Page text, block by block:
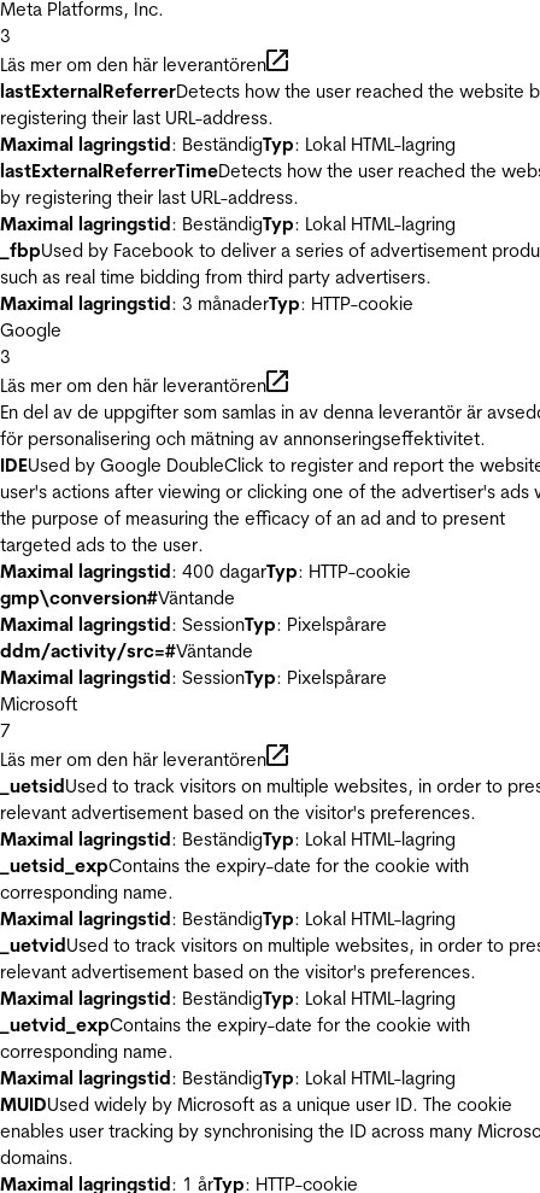
Meta Platforms, Inc.
3
Läs mer om den här leverantören
lastExternalReferrerDetects how the user reached the website
registering their last URL-address.
Maximal lagringstid: BeständigTyp: Lokal HTML-lagring
lastExternalReferrerTimeDetects how the user reached the
by registering their last URL-address.
Maximal lagringstid: BeständigTyp: Lokal HTML-lagring
_fbpUsed by Facebook to deliver a series of advertisement
such as real time bidding from third party advertisers.
Maximal lagringstid: 3 månaderTyp: HTTP-cookie
Google
3
Läs mer om den här leverantören
En del av de uppgifter som samlas in av denna leverantör är
för personalisering och mätning av annonseringseffektivitet.
IDEUsed by Google DoubleClick to register and report the
user's actions after viewing or clicking one of the advertiser's ads
the purpose of measuring the efficacy of an ad and to present
targeted ads to the user.
Maximal lagringstid: 400 dagarTyp: HTTP-cookie
gmp\conversion#Väntande
Maximal lagringstid: SessionTyp: Pixelspårare
ddm/activity/src=#Väntande
Maximal lagringstid: SessionTyp: Pixelspårare
Microsoft
7
Läs mer om den här leverantören
_uetsidUsed to track visitors on multiple websites, in order to
relevant advertisement based on the visitor's preferences.
Maximal lagringstid: BeständigTyp: Lokal HTML-lagring
_uetsid_expContains the expiry-date for the cookie with
corresponding name.
Maximal lagringstid: BeständigTyp: Lokal HTML-lagring
_uetvidUsed to track visitors on multiple websites, in order to
relevant advertisement based on the visitor's preferences.
Maximal lagringstid: BeständigTyp: Lokal HTML-lagring
_uetvid_expContains the expiry-date for the cookie with
corresponding name.
Maximal lagringstid: BeständigTyp: Lokal HTML-lagring
MUIDUsed widely by Microsoft as a unique user ID. The cookie
enables user tracking by synchronising the ID across many
domains.
Maximal lagringstid: 1 årTyp: HTTP-cookie